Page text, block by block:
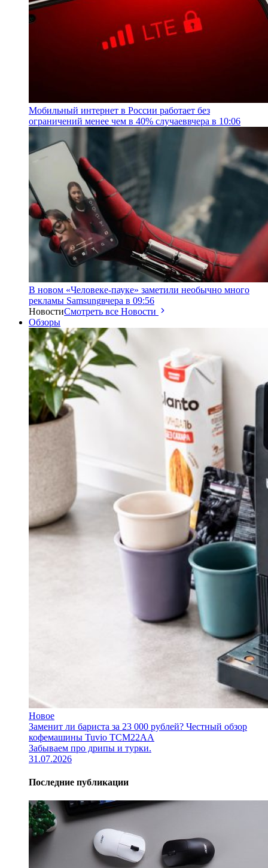
Мобильный интернет в России работает без
ограничений менее чем в 40% случаеввчера в 10:06
В новом «Человеке-пауке» заметили необычно много
рекламы Samsungвчера в 09:56
НовостиСмотреть все Новости
Обзоры
Новое
Заменит ли бариста за 23 000 рублей? Честный обзор
кофемашины Tuvio TCM22AA
Забываем про дрипы и турки.
31.07.2026
Последние публикации